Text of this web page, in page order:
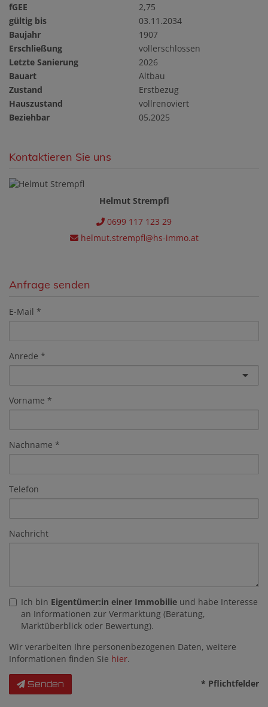
fGEE
2,75
gültig bis
03.11.2034
Baujahr
1907
Erschließung
vollerschlossen
Letzte Sanierung
2026
Bauart
Altbau
Zustand
Erstbezug
Hauszustand
vollrenoviert
Beziehbar
05,2025
Kontaktieren Sie uns
Helmut Strempfl
0699 117 123 29
helmut.strempfl@hs-immo.at
Anfrage senden
E-Mail
Anrede
Vorname
Nachname
Telefon
Nachricht
Ich bin Eigentümer:in einer Immobilie und habe Interesse
an Informationen zur Vermarktung (Beratung,
Marktüberblick oder Bewertung).
Wir verarbeiten Ihre personenbezogenen Daten, weitere
Informationen finden Sie hier.
Senden * Pflichtfelder